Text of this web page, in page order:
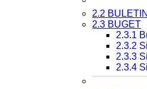
2.2
2.3 BUGET
2.3.1
2.3.2
2.3.3
2.3.4